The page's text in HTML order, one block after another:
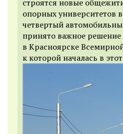
строятся новые
опорных университетов
четвертый
принято важное
в Красноярске
к которой началась в